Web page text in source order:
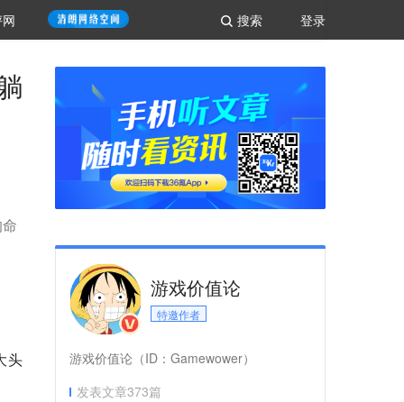
登录
搜索
头
游戏价值论
特邀作者
游戏价值论（ID：Gamewower）
发表文章373篇